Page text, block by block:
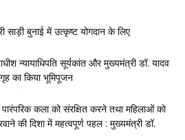
साड़ी बुनाई में उत्कृष्ट योगदान के लिए
न्यायाधिपति सूर्यकांत और मुख्यमंत्री डॉ. यादव
का किया भूमिपूजन
पारंपरिक कला को संरक्षित करने तथा महिलाओं को
की दिशा में महत्वपूर्ण पहल : मुख्यमंत्री डॉ.